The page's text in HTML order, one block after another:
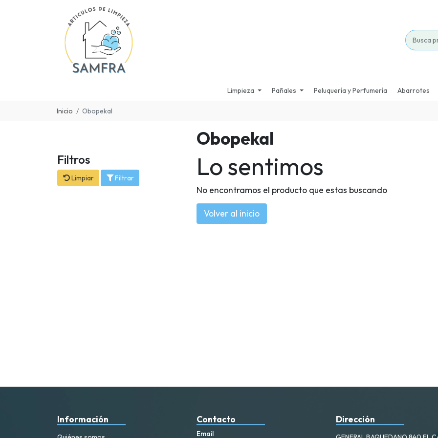
Limpieza Pañales Peluquería y Perfumería Abarrotes
Inicio Obopekal
Obopekal
Filtros
Limpiar Filtrar Lo sentimos
No encontramos el producto que estas buscando
Volver al inicio
Información Contacto
Email
Dirección